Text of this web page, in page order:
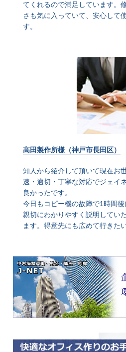
てくれるので満足しています。
さも気に入っていて、安心して
す。
高田製作所様（神戸市長田区）
知人から紹介して頂いて現在お
速・適切・丁寧な対応でジェイ
良かったです。
今日もコピー機の故障で1時間後
親切にわかりやすく説明してい
ます。得意先にも広めて行きた